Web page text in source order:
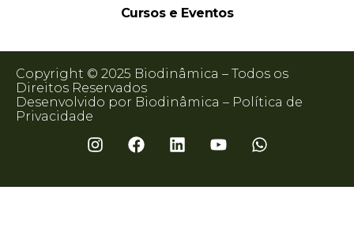
Cursos e Eventos
Copyright © 2025 Biodinâmica – Todos os
Direitos Reservados
Desenvolvido por Biodinâmica – Política de
Privacidade